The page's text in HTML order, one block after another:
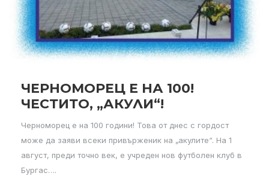
ЧЕРНОМОРЕЦ Е НА 100!
ЧЕСТИТО, „АКУЛИ“!
Черноморец е на 100 години! Това от днес с гордост
може да заяви всеки привърженик на „акулите“. На 1
август, преди точно век, е учреден нов футболен клуб в
Бургас….